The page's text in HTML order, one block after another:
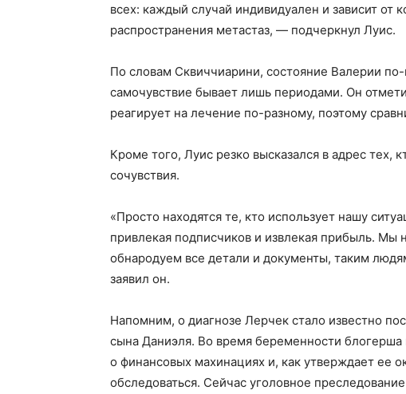
всех: каждый случай индивидуален и зависит от
распространения метастаз, — подчеркнул Луис.
По словам Сквиччиарини, состояние Валерии
самочувствие бывает лишь периодами. Он
реагирует на лечение по-разному, поэтому
Кроме того, Луис резко высказался в адрес тех,
сочувствия.
«Просто находятся те, кто использует нашу
привлекая подписчиков и извлекая прибыль. Мы
обнародуем все детали и документы, таким
заявил он.
Напомним, о диагнозе Лерчек стало известно
сына Даниэля. Во время беременности
о финансовых махинациях и, как утверждает ее
обследоваться. Сейчас уголовное